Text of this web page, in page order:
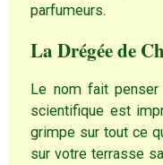
parfumeurs.
La Drégée de
Le nom fait
scientifique est
grimpe sur tout ce
sur votre terrasse